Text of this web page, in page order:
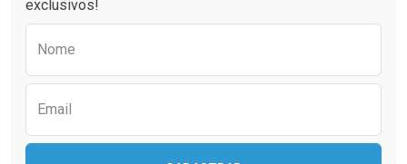
exclusivos!
Nome
Email